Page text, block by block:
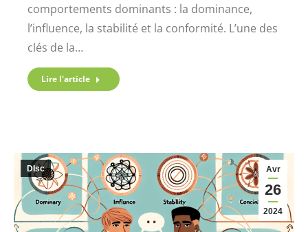
comportements dominants : la dominance,
l’influence, la stabilité et la conformité. L’une des
clés de la…
Lire l'article
Avr
26
2024
DIsc